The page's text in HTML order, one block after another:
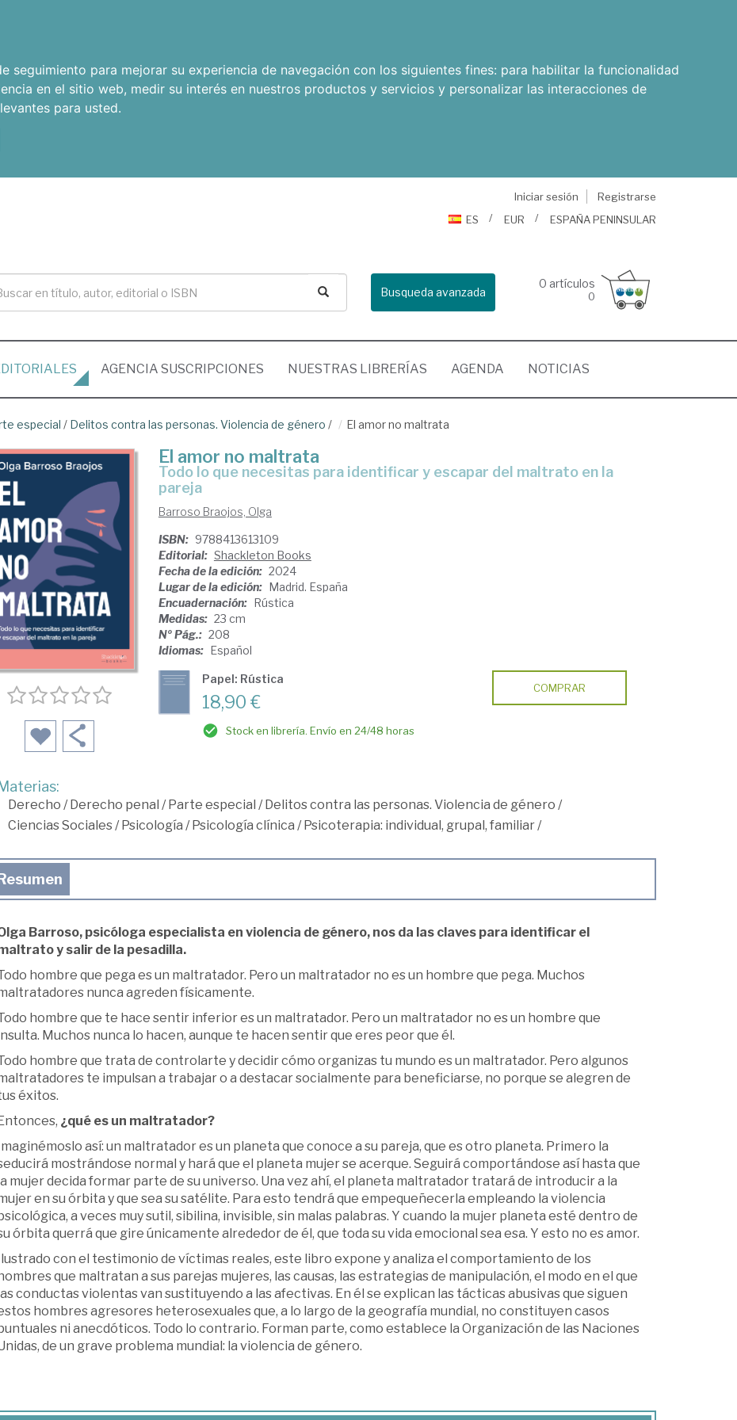
para mejorar su experiencia de navegación con los siguientes fines: para habilitar la funcionalidad
en el sitio web, medir su interés en nuestros productos y servicios y personalizar las interacciones de
para usted.
Iniciar sesión
Registrarse
ES
EUR ESPAÑA PENINSULAR
Busqueda avanzada
0 artículos
0
AGENCIA SUSCRIPCIONES NUESTRAS LIBRERÍAS AGENDA NOTICIAS
especial / Delitos contra las personas. Violencia de género / El amor no maltrata
El amor no maltrata
todo lo que necesitas para identificar y escapar del maltrato en la
pareja
Barroso Braojos, Olga
ISBN: 9788413613109
Editorial: Shackleton Books
Fecha de la edición: 2024
Lugar de la edición: Madrid. España
Encuadernación: Rústica
Medidas: 23 cm
Nº Pág.: 208
Idiomas: Español
Papel: Rústica
18,90 €
Stock en librería. Envío en 24/48 horas
COMPRAR
Materias:
Derecho /Derecho penal /Parte especial /Delitos contra las personas. Violencia de género /
Ciencias Sociales/Psicología /Psicología clínica /Psicoterapia: individual, grupal, familiar/
Resumen
Barroso, psicóloga especialista en violencia de género, nos da las claves para identificar el
y salir de la pesadilla.
hombre que pega es un maltratador. Pero un maltratador no es un hombre que pega. Muchos
nunca agreden físicamente.
hombre que te hace sentir inferior es un maltratador. Pero un maltratador no es un hombre que
Muchos nunca lo hacen, aunque te hacen sentir que eres peor que él.
hombre que trata de controlarte y decidir cómo organizas tu mundo es un maltratador. Pero algunos
te impulsan a trabajar o a destacar socialmente para beneficiarse, no porque se alegren de
éxitos.
¿qué es un maltratador?
así: un maltratador es un planeta que conoce a su pareja, que es otro planeta. Primero la
mostrándose normal y hará que el planeta mujer se acerque. Seguirá comportándose así hasta que
mujer decida formar parte de su universo. Una vez ahí, el planeta maltratador tratará de introducir a la
en su órbita y que sea su satélite. Para esto tendrá que empequeñecerla empleando la violencia
a veces muy sutil, sibilina, invisible, sin malas palabras. Y cuando la mujer planeta esté dentro de
órbita querrá que gire únicamente alrededor de él, que toda su vida emocional sea esa. Y esto no es amor.
con el testimonio de víctimas reales, este libro expone y analiza el comportamiento de los
que maltratan a sus parejas mujeres, las causas, las estrategias de manipulación, el modo en el que
conductas violentas van sustituyendo a las afectivas. En él se explican las tácticas abusivas que siguen
hombres agresores heterosexuales que, a lo largo de la geografía mundial, no constituyen casos
ni anecdóticos. Todo lo contrario. Forman parte, como establece la Organización de las Naciones
de un grave problema mundial: la violencia de género.